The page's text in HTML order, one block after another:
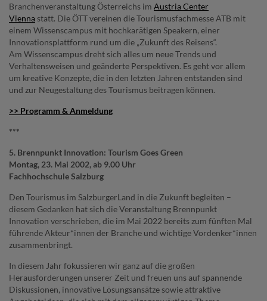
Branchenveranstaltung Österreichs im Austria Center
Vienna statt. Die ÖTT vereinen die Tourismusfachmesse ATB mit
einem Wissenscampus mit hochkarätigen Speakern, einer
Innovationsplattform rund um die „Zukunft des Reisens“.
Am Wissenscampus dreht sich alles um neue Trends und
Verhaltensweisen und geänderte Perspektiven. Es geht vor allem
um kreative Konzepte, die in den letzten Jahren entstanden sind
und zur Neugestaltung des Tourismus beitragen können.
>> Programm & Anmeldung
***
5. Brennpunkt Innovation: Tourism Goes Green
Montag, 23. Mai 2002, ab 9.00 Uhr
Fachhochschule Salzburg
Den Tourismus im SalzburgerLand in die Zukunft begleiten –
diesem Gedanken hat sich die Veranstaltung Brennpunkt
Innovation verschrieben, die im Mai 2022 bereits zum fünften Mal
führende Akteur*innen der Branche und wichtige Vordenker*innen
zusammenbringt.
In diesem Jahr fokussieren wir ganz auf die großen
Herausforderungen unserer Zeit und freuen uns auf spannende
Diskussionen, innovative Lösungsansätze sowie attraktive